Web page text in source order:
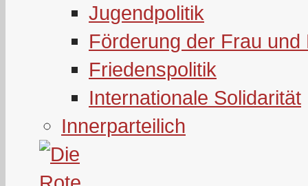
Jugendpolitik
Förderung der Frau und
Friedenspolitik
Internationale Solidarität
Innerparteilich